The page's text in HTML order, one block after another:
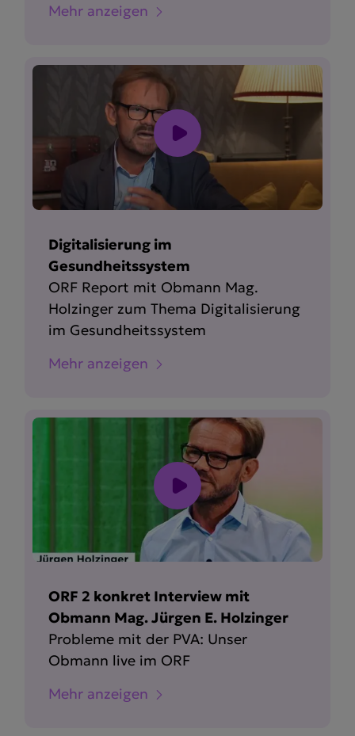
Mehr anzeigen
Digitalisierung im
Gesundheitssystem
ORF Report mit Obmann Mag.
Holzinger zum Thema Digita­li­sierung
im Gesund­heits­system
Mehr anzeigen
ORF 2 konkret Interview mit
Obmann Mag. Jürgen E. Holzinger
Probleme mit der PVA: Unser
Obmann live im ORF
Mehr anzeigen